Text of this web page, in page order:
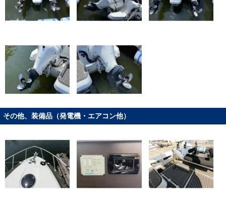
その他、装備品（発電機・エアコン他）